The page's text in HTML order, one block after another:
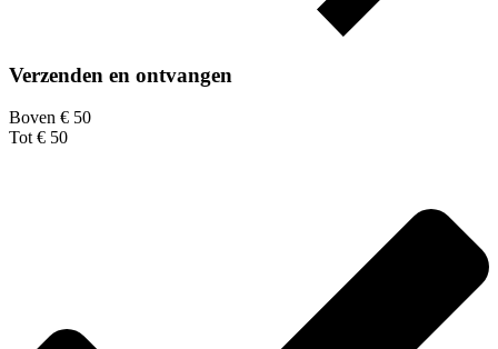
Verzenden en ontvangen
Boven € 50
Tot € 50